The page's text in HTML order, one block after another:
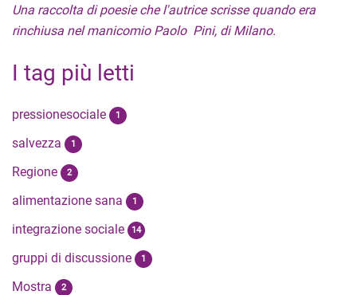
Una raccolta di poesie che l'autrice scrisse quando era
rinchiusa nel manicomio Paolo Pini, di Milano.
I tag più letti
pressionesociale 1
salvezza 1
Regione 2
alimentazione sana 1
integrazione sociale 14
gruppi di discussione 1
Mostra 2